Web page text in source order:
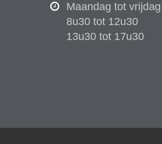
Maandag tot vrijdag
8u30 tot 12u30
13u30 tot 17u30